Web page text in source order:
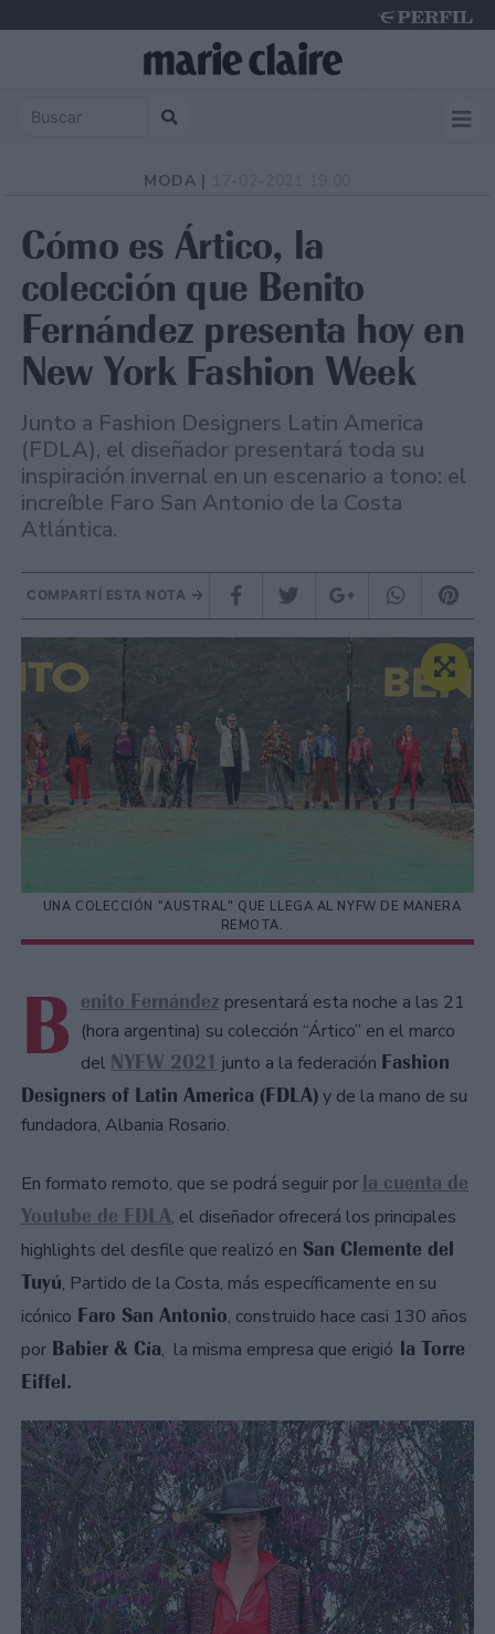
MODA |
Cómo es Ártico, la
colección que Benito
Fernández presenta hoy en
New York Fashion Week
Junto a Fashion Designers Latin America
(FDLA), el diseñador presentará toda su
inspiración invernal en un escenario a tono: el
increíble Faro San Antonio de la Costa
Atlántica.
COMPARTÍ ESTA NOTA
UNA COLECCIÓN "AUSTRAL" QUE LLEGA AL NYFW DE MANERA
REMOTA.
B enito Fernández presentará esta noche a las 21
(hora argentina) su colección “Ártico” en el marco
del NYFW 2021 junto a la federación Fashion
Designers of Latin America (FDLA)y de la mano de su
fundadora, Albania Rosario.
En formato remoto, que se podrá seguir por la cuenta de
Youtube de FDLA, el diseñador ofrecerá los principales
highlights del desfile que realizó en San Clemente del
Tuyú, Partido de la Costa, más específicamente en su
icónico Faro San Antonio, construido hace casi 130 años
por Babier & Cía, la misma empresa que erigió la Torre
Eiffel.